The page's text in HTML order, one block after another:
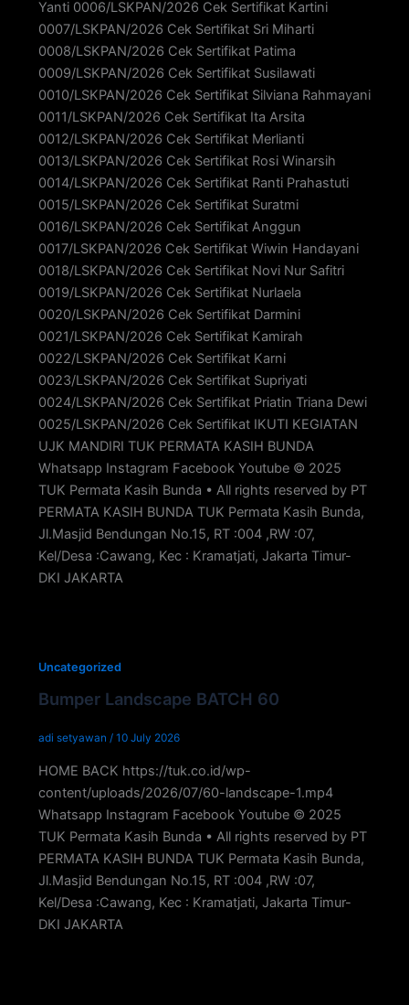
Yanti 0006/LSKPAN/2026 Cek Sertifikat Kartini
0007/LSKPAN/2026 Cek Sertifikat Sri Miharti
0008/LSKPAN/2026 Cek Sertifikat Patima
0009/LSKPAN/2026 Cek Sertifikat Susilawati
0010/LSKPAN/2026 Cek Sertifikat Silviana Rahmayani
0011/LSKPAN/2026 Cek Sertifikat Ita Arsita
0012/LSKPAN/2026 Cek Sertifikat Merlianti
0013/LSKPAN/2026 Cek Sertifikat Rosi Winarsih
0014/LSKPAN/2026 Cek Sertifikat Ranti Prahastuti
0015/LSKPAN/2026 Cek Sertifikat Suratmi
0016/LSKPAN/2026 Cek Sertifikat Anggun
0017/LSKPAN/2026 Cek Sertifikat Wiwin Handayani
0018/LSKPAN/2026 Cek Sertifikat Novi Nur Safitri
0019/LSKPAN/2026 Cek Sertifikat Nurlaela
0020/LSKPAN/2026 Cek Sertifikat Darmini
0021/LSKPAN/2026 Cek Sertifikat Kamirah
0022/LSKPAN/2026 Cek Sertifikat Karni
0023/LSKPAN/2026 Cek Sertifikat Supriyati
0024/LSKPAN/2026 Cek Sertifikat Priatin Triana Dewi
0025/LSKPAN/2026 Cek Sertifikat IKUTI KEGIATAN
UJK MANDIRI TUK PERMATA KASIH BUNDA
Whatsapp Instagram Facebook Youtube © 2025
TUK Permata Kasih Bunda • All rights reserved by PT
PERMATA KASIH BUNDA TUK Permata Kasih Bunda,
Jl.Masjid Bendungan No.15, RT :004 ,RW :07,
Kel/Desa :Cawang, Kec : Kramatjati, Jakarta Timur-
DKI JAKARTA
Uncategorized
Bumper Landscape BATCH 60
adi setyawan / 10 July 2026
HOME BACK https://tuk.co.id/wp-
content/uploads/2026/07/60-landscape-1.mp4
Whatsapp Instagram Facebook Youtube © 2025
TUK Permata Kasih Bunda • All rights reserved by PT
PERMATA KASIH BUNDA TUK Permata Kasih Bunda,
Jl.Masjid Bendungan No.15, RT :004 ,RW :07,
Kel/Desa :Cawang, Kec : Kramatjati, Jakarta Timur-
DKI JAKARTA